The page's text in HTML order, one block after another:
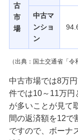
古
市
場
中古マ
ンショ
ン
（出典：国土交通省「令
中古市場では8万
件では10～11万円
が多いことが見て
間の返済額を12で
ですので、ボーナ